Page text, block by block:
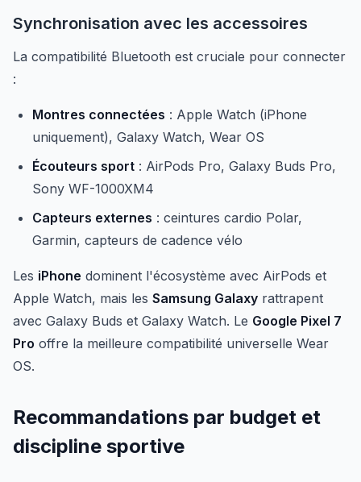
Synchronisation avec les accessoires
La compatibilité Bluetooth est cruciale pour connecter
:
Montres connectées : Apple Watch (iPhone
uniquement), Galaxy Watch, Wear OS
Écouteurs sport : AirPods Pro, Galaxy Buds Pro,
Sony WF-1000XM4
Capteurs externes : ceintures cardio Polar,
Garmin, capteurs de cadence vélo
Les iPhone dominent l'écosystème avec AirPods et
Apple Watch, mais les Samsung Galaxy rattrapent
avec Galaxy Buds et Galaxy Watch. Le Google Pixel 7
Pro offre la meilleure compatibilité universelle Wear
OS.
Recommandations par budget et
discipline sportive